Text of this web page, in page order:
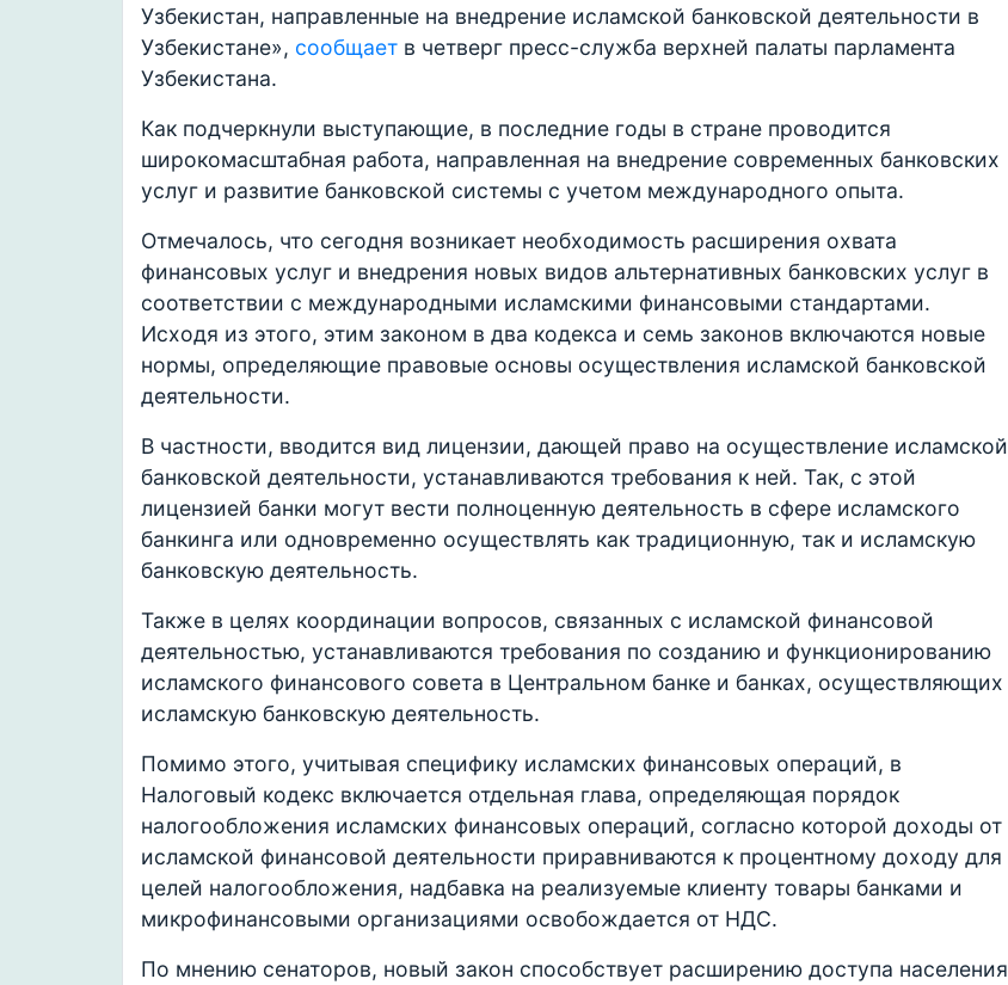
Узбекистан, направленные на внедрение исламской банковской деятельности в
Узбекистане», сообщает в четверг пресс-служба верхней палаты парламента
Узбекистана.
Как подчеркнули выступающие, в последние годы в стране проводится
широкомасштабная работа, направленная на внедрение современных банковских
услуг и развитие банковской системы с учетом международного опыта.
Отмечалось, что сегодня возникает необходимость расширения охвата
финансовых услуг и внедрения новых видов альтернативных банковских услуг в
соответствии с международными исламскими финансовыми стандартами.
Исходя из этого, этим законом в два кодекса и семь законов включаются новые
нормы, определяющие правовые основы осуществления исламской банковской
деятельности.
В частности, вводится вид лицензии, дающей право на осуществление исламской
банковской деятельности, устанавливаются требования к ней. Так, с этой
лицензией банки могут вести полноценную деятельность в сфере исламского
банкинга или одновременно осуществлять как традиционную, так и исламскую
банковскую деятельность.
Также в целях координации вопросов, связанных с исламской финансовой
деятельностью, устанавливаются требования по созданию и функционированию
исламского финансового совета в Центральном банке и банках, осуществляющих
исламскую банковскую деятельность.
Помимо этого, учитывая специфику исламских финансовых операций, в
Налоговый кодекс включается отдельная глава, определяющая порядок
налогообложения исламских финансовых операций, согласно которой доходы от
исламской финансовой деятельности приравниваются к процентному доходу для
целей налогообложения, надбавка на реализуемые клиенту товары банками и
микрофинансовыми организациями освобождается от НДС.
По мнению сенаторов, новый закон способствует расширению доступа населения